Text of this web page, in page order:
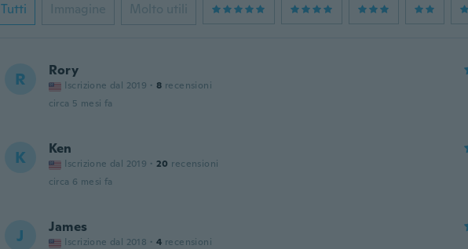
Tutti Immagine Molto utili
R Rory
Iscrizione dal 2019 · 8 recensioni
circa 5 mesi fa
K Ken
Iscrizione dal 2019 · 20 recensioni
circa 6 mesi fa
J James
Iscrizione dal 2018 · 4 recensioni